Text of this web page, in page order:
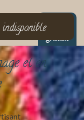
Devis
gratuit
indisponible
et en